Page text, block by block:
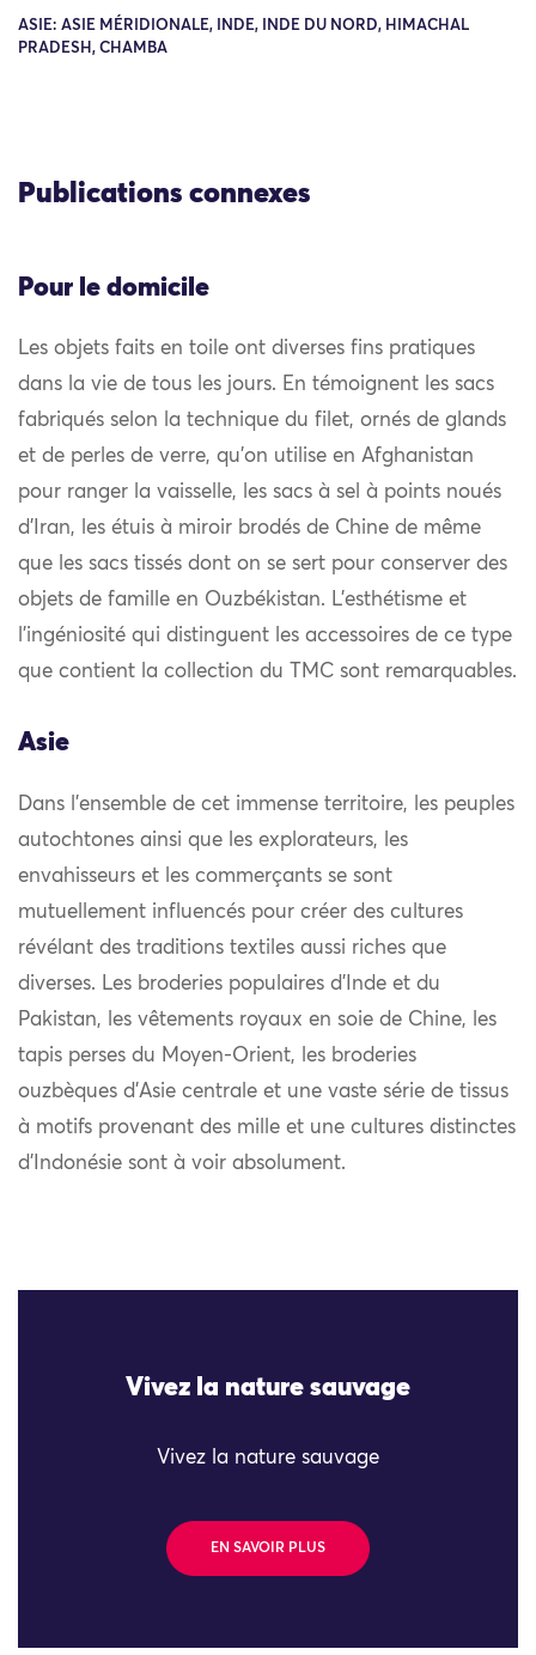
ASIE: ASIE MÉRIDIONALE, INDE, INDE DU NORD, HIMACHAL
PRADESH, CHAMBA
Publications connexes
Pour le domicile
Les objets faits en toile ont diverses fins pratiques
dans la vie de tous les jours. En témoignent les sacs
fabriqués selon la technique du filet, ornés de glands
et de perles de verre, qu’on utilise en Afghanistan
pour ranger la vaisselle, les sacs à sel à points noués
d’Iran, les étuis à miroir brodés de Chine de même
que les sacs tissés dont on se sert pour conserver des
objets de famille en Ouzbékistan. L’esthétisme et
l’ingéniosité qui distinguent les accessoires de ce type
que contient la collection du TMC sont remarquables.
Asie
Dans l’ensemble de cet immense territoire, les peuples
autochtones ainsi que les explorateurs, les
envahisseurs et les commerçants se sont
mutuellement influencés pour créer des cultures
révélant des traditions textiles aussi riches que
diverses. Les broderies populaires d’Inde et du
Pakistan, les vêtements royaux en soie de Chine, les
tapis perses du Moyen-Orient, les broderies
ouzbèques d’Asie centrale et une vaste série de tissus
à motifs provenant des mille et une cultures distinctes
d’Indonésie sont à voir absolument.
Vivez la nature sauvage
Vivez la nature sauvage
EN SAVOIR PLUS